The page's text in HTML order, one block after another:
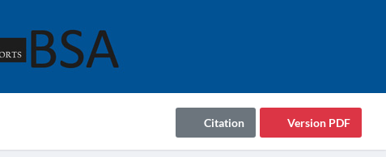
Version PDF
Citation